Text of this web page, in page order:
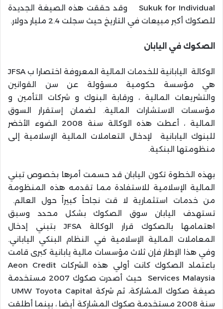
Sukuk for Individual وقد حققت هذه الصيغة الجديدة
للصكوك أكبر مبيعات في التاريخ حيث سجلت 2.4 مليار دولار.
الصكوك في اليابان
الوكالة اليابانية للخدمات المالية المعروفة اختصارا ب JFSA
هي مؤسسة حكومية مسؤولة عن سن القوانين
والتشريعات المالية ، ورقابة البنوك و شركات التأمين و
مؤسسات الاستشارات المالية. لضمان إستقرار السوق
المالية ، أعطت هذه الوكالة سنة 2008 الضوء الأخضر
للبنوك اليابانية لإدخال التعاملات المالية الإسلامية إلى
منظومتها البنكية.
بهذه الخطوة تكون اليابان قد حسمت أمرها بخصوص تبني
المالية الإسلامية للاستفادة مما تقدمه هذه المنظومة
من خدمات استثمارية لا قت نجاحاً كبيراً حول العالم.
تستهدف اليابان سوق الصكوك بشكل محدد وسبق
اهتمامها بالصكوك قرار الوكالة JFSA بتبني إدخال
المعاملات المالية الإسلامية في النظام البنكي الياباني.
وفي هذا الإطار فإن ثلاث مؤسسات مالية يابانية كبرى قامت
باعتماد الصكوك كانت أولي هذه الشركات Aeon Credit
Services Malaysia حيث أصدرت صكوك 2007 مستخدمة
سنة 2008 مستخدمة صكوك المشاركة أيضا ، بينما أطلقت